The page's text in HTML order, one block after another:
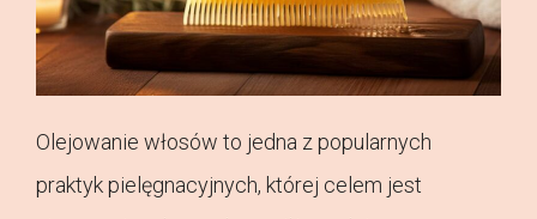
Olejowanie włosów to jedna z popularnych
praktyk pielęgnacyjnych, której celem jest